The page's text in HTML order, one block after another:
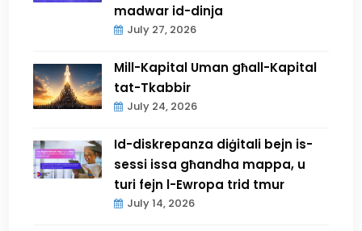
madwar id-dinja
July 27, 2026
Mill-Kapital Uman għall-Kapital
tat-Tkabbir
July 24, 2026
Id-diskrepanza diġitali bejn is-
sessi issa għandha mappa, u
turi fejn l-Ewropa trid tmur
July 14, 2026